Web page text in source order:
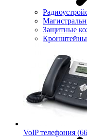
Защитные
Кронштейны
VoIP телефония